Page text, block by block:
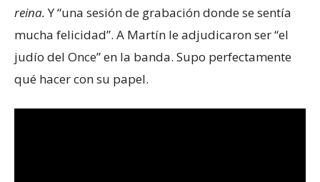
reina.Y “una sesión de grabación donde se sentía
mucha felicidad”. A Martín le adjudicaron ser “el
judío del Once” en la banda. Supo perfectamente
qué hacer con su papel.